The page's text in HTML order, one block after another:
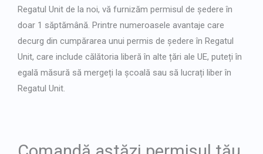
Regatul Unit de la noi, vă furnizăm permisul de ședere în
doar 1 săptămână. Printre numeroasele avantaje care
decurg din cumpărarea unui permis de ședere în Regatul
Unit, care include călătoria liberă în alte țări ale UE, puteți în
egală măsură să mergeți la școală sau să lucrați liber în
Regatul Unit.